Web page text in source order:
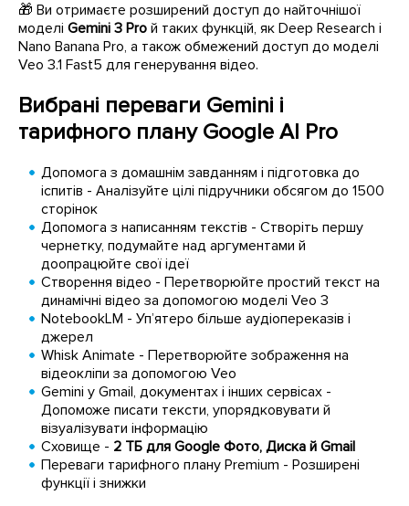
🎁 Ви отримаєте розширений доступ до найточнішої
моделі Gemini 3 Pro й таких функцій, як Deep Research і
Nano Banana Pro, а також обмежений доступ до моделі
Veo 3.1 Fast5 для генерування відео.
Вибрані переваги Gemini і
тарифного плану Google AI Pro
Допомога з домашнім завданням і підготовка до
іспитів - Аналізуйте цілі підручники обсягом до 1500
сторінок
Допомога з написанням текстів - Створіть першу
чернетку, подумайте над аргументами й
доопрацюйте свої ідеї
Створення відео - Перетворюйте простий текст на
динамічні відео за допомогою моделі Veo 3
NotebookLM - Уп’ятеро більше аудіопереказів і
джерел
Whisk Animate - Перетворюйте зображення на
відеокліпи за допомогою Veo
Gemini у Gmail, документах і інших сервісах -
Допоможе писати тексти, упорядковувати й
візуалізувати інформацію
Сховище - 2 ТБ для Google Фото, Диска й Gmail
Переваги тарифного плану Premium - Розширені
функції і знижки